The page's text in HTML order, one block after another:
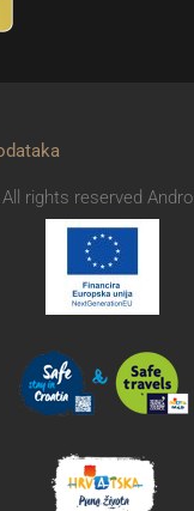
rights reserved